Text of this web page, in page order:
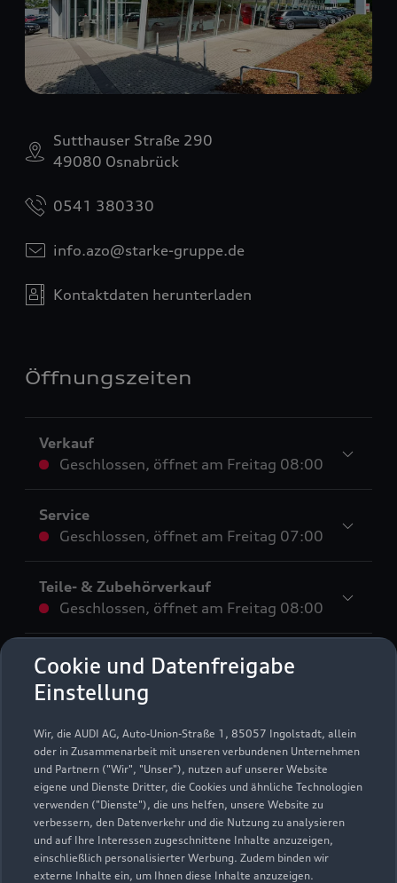
Cookie und Datenfreigabe
Einstellung
Wir, die AUDI AG, Auto-Union-Straße 1, 85057 Ingolstadt, allein
oder in Zusammenarbeit mit unseren verbundenen Unternehmen
und Partnern ("Wir", "Unser"), nutzen auf unserer Website
eigene und Dienste Dritter, die Cookies und ähnliche Technologien
verwenden ("Dienste"), die uns helfen, unsere Website zu
verbessern, den Datenverkehr und die Nutzung zu analysieren
und auf Ihre Interessen zugeschnittene Inhalte anzuzeigen,
einschließlich personalisierter Werbung. Zudem binden wir
externe Inhalte ein, um Ihnen diese Inhalte anzuzeigen.
Sutthauser Straße 290
49080 Osnabrück
0541 380330
info.azo@starke-gruppe.de
Kontaktdaten herunterladen
Öffnungszeiten
Verkauf
Geschlossen, öffnet am Freitag 08:00
Service
Geschlossen, öffnet am Freitag 07:00
Teile- & Zubehörverkauf
Geschlossen, öffnet am Freitag 08:00
Schautag
Geschlossen
Freitag 07:00
* Die Auszeichnung Audi Top Service Partner
2025 wurde von der AUDI AG unter Ausschluss
Dritter nach festgelegten Kriterien an
ausgewählte Audi Partnerunternehmen vergeben.
Hierzu zählen überdurchschnittliche Leistungen
in der Kundenloyalisierung, ein digitales Format